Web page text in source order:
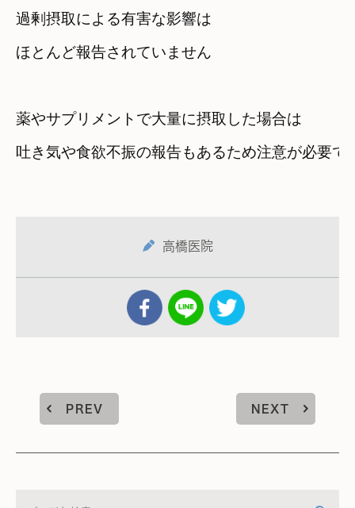
過剰摂取による有害な影響は
ほとんど報告されていません
薬やサプリメントで大量に摂取した場合は
吐き気や食欲不振の報告もあるため注意が必要で
高橋医院
PREV NEXT